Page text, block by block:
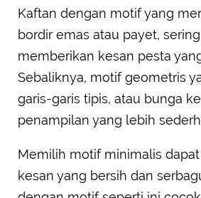
Kaftan dengan motif yang
bordir emas atau payet,
memberikan kesan pesta
Sebaliknya, motif geometris
garis-garis tipis, atau bunga
penampilan yang lebih
Memilih motif minimalis
kesan yang bersih dan